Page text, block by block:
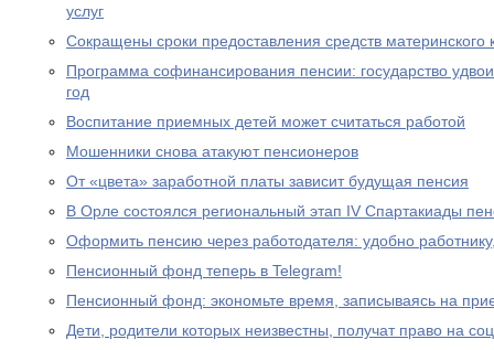
услуг
Сокращены сроки предоставления средств материнского
Программа софинансирования пенсии: государство
год
Воспитание приемных детей может считаться работой
Мошенники снова атакуют пенсионеров
От «цвета» заработной платы зависит будущая пенсия
В Орле состоялся региональный этап IV Спартакиады
Оформить пенсию через работодателя: удобно
Пенсионный фонд теперь в Telegram!
Пенсионный фонд: экономьте время, записываясь на
Дети, родители которых неизвестны, получат право на